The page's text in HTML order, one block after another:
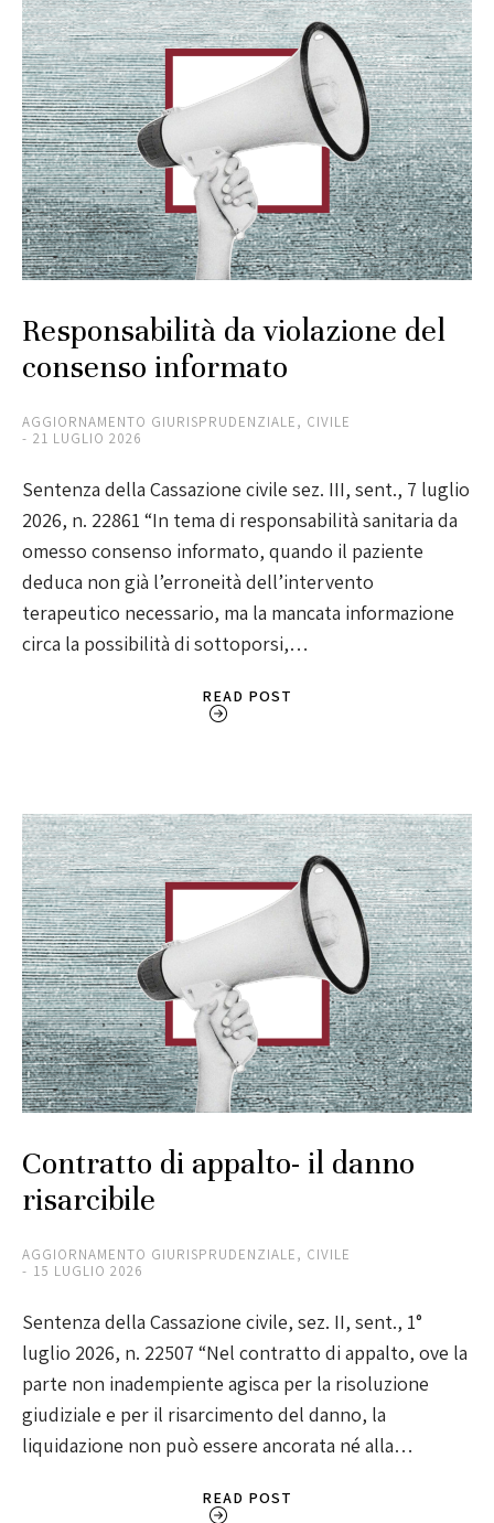
Responsabilità da violazione del
consenso informato
AGGIORNAMENTO GIURISPRUDENZIALE, CIVILE
21 LUGLIO 2026
Sentenza della Cassazione civile sez. III, sent., 7 luglio
2026, n. 22861 “In tema di responsabilità sanitaria da
omesso consenso informato, quando il paziente
deduca non già l’erroneità dell’intervento
terapeutico necessario, ma la mancata informazione
circa la possibilità di sottoporsi,…
READ POST
Contratto di appalto- il danno
risarcibile
AGGIORNAMENTO GIURISPRUDENZIALE, CIVILE
15 LUGLIO 2026
Sentenza della Cassazione civile, sez. II, sent., 1°
luglio 2026, n. 22507 “Nel contratto di appalto, ove la
parte non inadempiente agisca per la risoluzione
giudiziale e per il risarcimento del danno, la
liquidazione non può essere ancorata né alla…
READ POST